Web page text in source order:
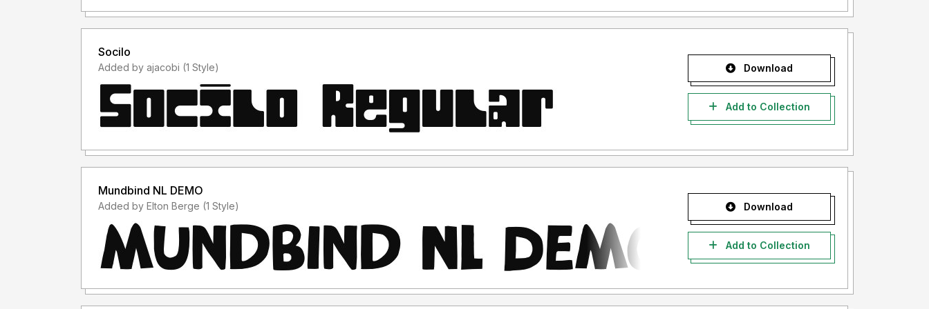
Untuk Pembelian Lisensi kunjungi Web Resmi Kami :
Sebelum memutuskan untuk menggunakan font secara komersial.
Ketidaktahuan bukanlah alasan untuk sebuah pelanggaran hukum.
Dengan meng-install font ini, anda dianggap mengerti dan menyetujui
semua Syarat & Ketentuan penggunaan font dibawah ini:
1. Lisensi font ini adalah "Personal Use".
atau tidak menghasilkan profit atau keuntungan, materiil maupun non-materiil.
Baik itu untuk Perorangan/Individual, Agensi Desain Grafis & Periklanan, Percetakan,
dan Perusahaan/Korporasi.
2. DILARANG KERAS menggandakan, mendistribusikan, dan menggunakan font ini
untuk keperluan komersial. Baik itu untuk Iklan, Promosi Sosial Media , TV, Film, Video, Motion Graphic,
Youtube, atau untuk Logo & Kemasan Produk ( Fisik maupun Digital), atau dalam media apapun
Socilo
Added by ajacobi (1 Style) Download
Add to Collection
Mundbind NL DEMO
Added by Elton Berge (1 Style) Download
Add to Collection